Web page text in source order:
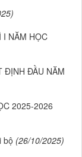
I NĂM HỌC
ĐỊNH ĐẦU NĂM
2025-2026
bộ (26/10/2025)